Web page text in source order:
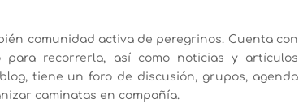
comunidad activa de peregrinos. Cuenta con
recorrerla, así como noticias y artículos
tiene un foro de discusión, grupos, agenda
caminatas en compañía.